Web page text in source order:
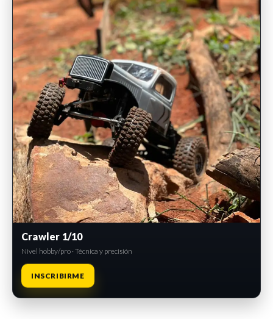
Crawler 1/10
Nivel hobby/pro · Técnica y precisión
INSCRIBIRME